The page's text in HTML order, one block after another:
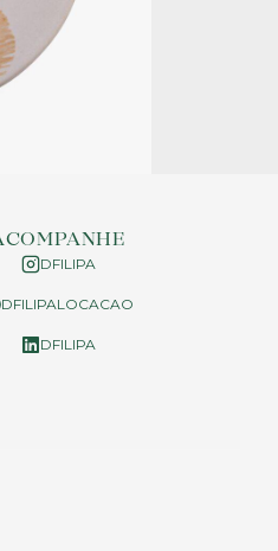
DFILIPA
DFILIPALOCACAO
DFILIPA